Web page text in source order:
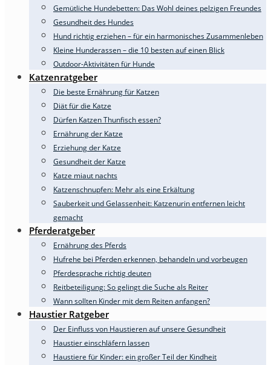
Gemütliche Hundebetten: Das Wohl deines pelzigen Freundes
Gesundheit des Hundes
Hund richtig erziehen – für ein harmonisches Zusammenleben
Kleine Hunderassen – die 10 besten auf einen Blick
Outdoor-Aktivitäten für Hunde
Katzenratgeber
Die beste Ernährung für Katzen
Diät für die Katze
Dürfen Katzen Thunfisch essen?
Ernährung der Katze
Erziehung der Katze
Gesundheit der Katze
Katze miaut nachts
Katzenschnupfen: Mehr als eine Erkältung
Sauberkeit und Gelassenheit: Katzenurin entfernen leicht
gemacht
Pferderatgeber
Ernährung des Pferds
Hufrehe bei Pferden erkennen, behandeln und vorbeugen
Pferdesprache richtig deuten
Reitbeteiligung: So gelingt die Suche als Reiter
Wann sollten Kinder mit dem Reiten anfangen?
Haustier Ratgeber
Der Einfluss von Haustieren auf unsere Gesundheit
Haustier einschläfern lassen
Haustiere für Kinder: ein großer Teil der Kindheit